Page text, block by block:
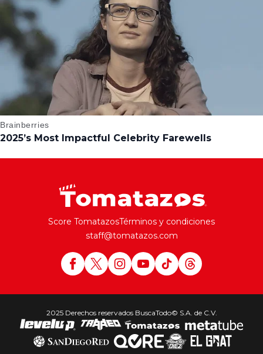
Score TomatazosTérminos y condiciones
staff@tomatazos.com
2025 Derechos reservados BuscaTodo© S.A. de C.V.